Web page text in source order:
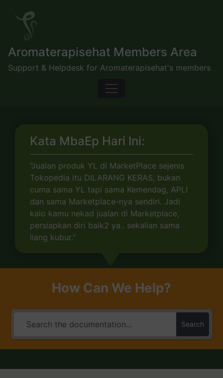
content
Aromaterapisehat Members Area
Support & Helpdesk for Aromaterapisehat's members
Kata MbaEp Hari Ini:
"Jualan produk YL di MarketPlace sejenis
Tokopedia itu DILARANG KERAS, bukan
cuma sama YL tapi sama Kemendag, APLI
dan sama Marketplace-nya sendiri. Jadi
kalo kamu nekad jualan di Marketplace,
persiapkan diri baik2 ya.. sekalian sama
liang kubur."
How Can We Help?
Search